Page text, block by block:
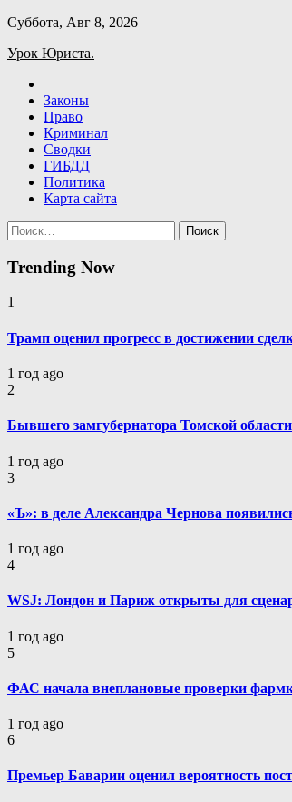
Skip
content
Суббота, Авг 8, 2026
Урок Юриста.
Законы
Право
Криминал
Сводки
ГИБДД
Политика
Карта сайта
Найти:
Trending Now
1
Трамп оценил прогресс в достижении
1 год ago
2
Бывшего замгубернатора Томской
1 год ago
3
«Ъ»: в деле Александра Чернова
1 год ago
4
WSJ: Лондон и Париж открыты для
1 год ago
5
ФАС начала внеплановые проверки
1 год ago
6
Премьер Баварии оценил вероятность